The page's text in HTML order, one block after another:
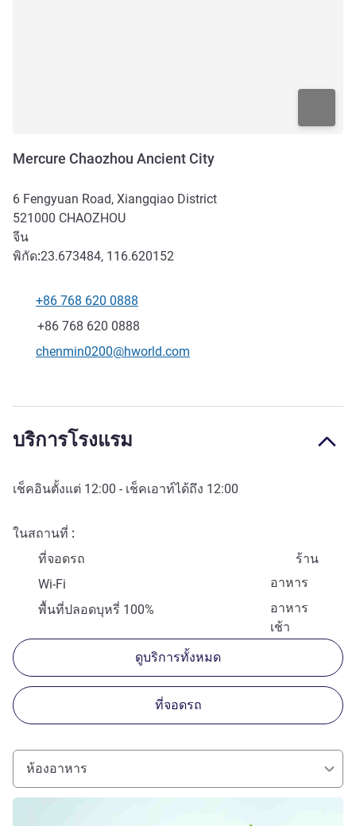
Mercure Chaozhou Ancient City
6 Fengyuan Road, Xiangqiao District
521000 CHAOZHOU
จีน
พิกัด:23.673484, 116.620152
โทรศัพท์
+86 768 620 0888
แฟกซ์
+86 768 620 0888
อีเมลติดต่อ
chenmin0200@hworld.com
บริการโรงแรม
เช็คอินตั้งแต่ 12:00 - เช็คเอาท์ได้ถึง 12:00
ในสถานที่
ที่จอดรถ
ร้าน
อาหาร
Wi-Fi
อาหาร
เช้า
พื้นที่ปลอดบุหรี่ 100%
ดูบริการทั้งหมด
ที่จอดรถ
ห้องอาหาร
ดูรายละเอียด